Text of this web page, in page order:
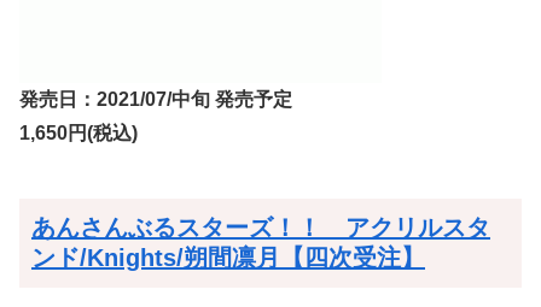
発売日：2021/07/中旬 発売予定
1,650円(税込)
あんさんぶるスターズ！！ アクリルスタ
ンド/Knights/朔間凛月【四次受注】